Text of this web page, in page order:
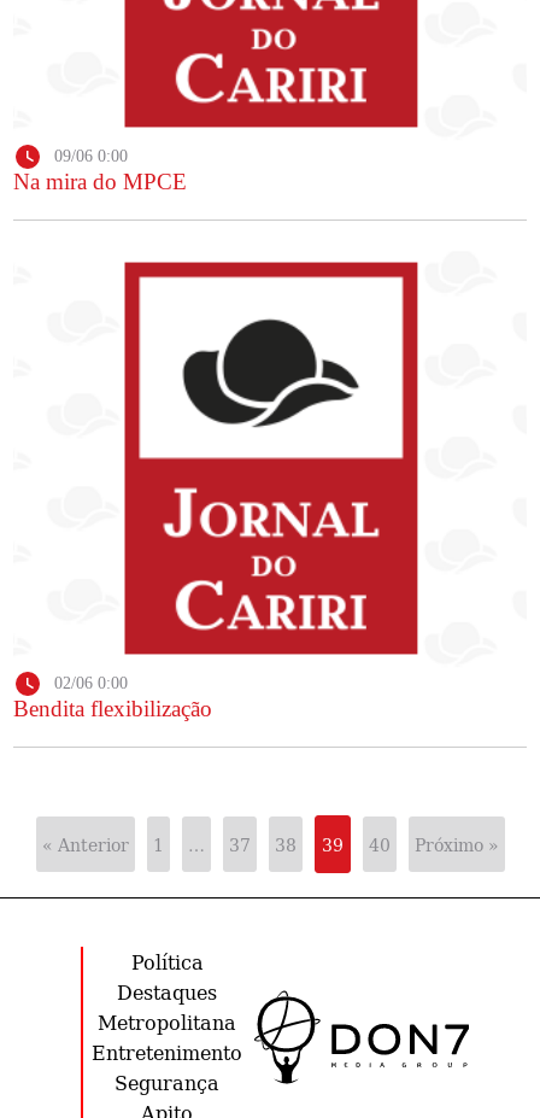
09/06 0:00
Na mira do MPCE
02/06 0:00
Bendita flexibilização
« Anterior 1 … 37 38 39 40 Próximo »
Política
Destaques
Metropolitana
Entretenimento
Segurança
Apito